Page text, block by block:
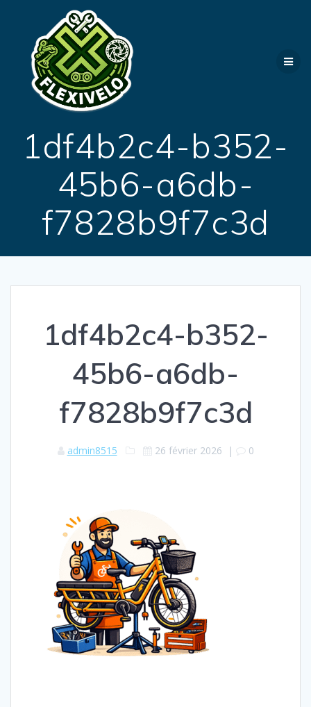
1df4b2c4-b352-
45b6-a6db-
f7828b9f7c3d
1df4b2c4-b352-
45b6-a6db-
f7828b9f7c3d
admin8515 26 février 2026 | 0